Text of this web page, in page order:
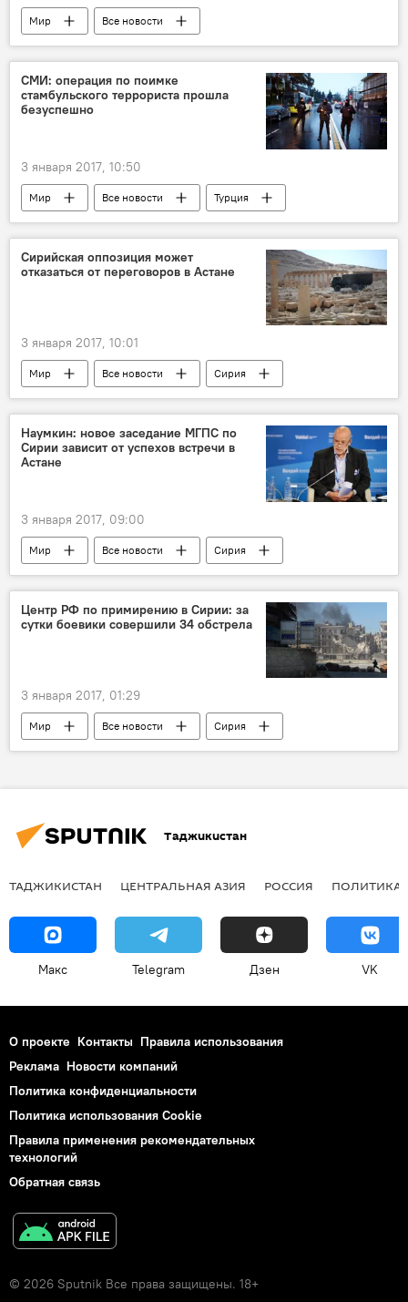
Мир Все новости
СМИ: операция по поимке
стамбульского террориста прошла
безуспешно
3 января 2017, 10:50
Мир Все новости
Турция
теракт
Сирийская оппозиция может
отказаться от переговоров в Астане
3 января 2017, 10:01
Мир Все новости
Сирия
переговоры
Борьба России и США в Сирии
Астана
Наумкин: новое заседание МГПС по
Сирии зависит от успехов встречи в
Астане
3 января 2017, 09:00
Мир Все новости
Сирия
переговоры
Борьба России и США в Сирии
Астана
Центр РФ по примирению в Сирии: за
сутки боевики совершили 34 обстрела
3 января 2017, 01:29
Мир Все новости
Сирия
Борьба России и США в Сирии
Таджикистан
ТАДЖИКИСТАН ЦЕНТРАЛЬНАЯ АЗИЯ РОССИЯ ПОЛИТИКА
Макс Telegram Дзен VK
О проекте Контакты Правила использования
Реклама Новости компаний
Политика конфиденциальности
Политика использования Cookie
Правила применения рекомендательных
технологий
Обратная связь
© 2026 Sputnik Все права защищены. 18+